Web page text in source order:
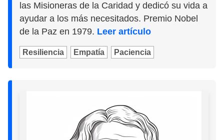
las Misioneras de la Caridad y dedicó su vida a
ayudar a los más necesitados. Premio Nobel
de la Paz en 1979. Leer artículo
Resiliencia Empatía Paciencia